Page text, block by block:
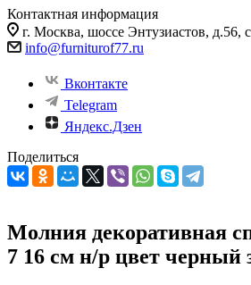
Контактная информация
г. Москва, шоссе Энтузиастов, д.56,
info@furniturof77.ru
Вконтакте
Telegram
Яндекс.Дзен
Поделиться
Молния декоративная
7 16 см н/р цвет черный